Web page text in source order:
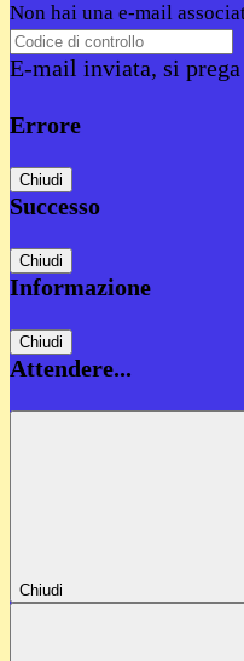
Non hai una e-mail
E-mail inviata, si
Errore
Chiudi
Successo
Chiudi
Informazione
Chiudi
Attendere...
Chiudi